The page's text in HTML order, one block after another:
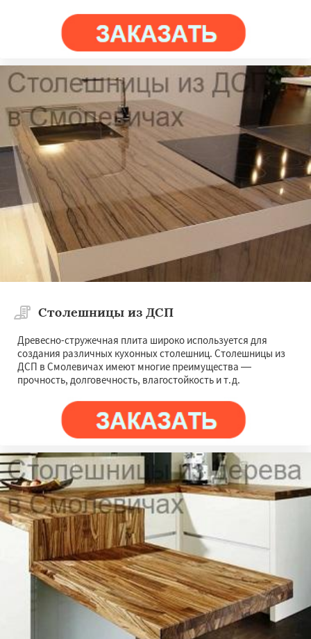
Столешницы из ДСП
Древесно-стружечная плита широко используется для
создания различных кухонных столешниц. Столешницы из
ДСП в Смолевичах имеют многие преимущества —
прочность, долговечность, влагостойкость и т.д.